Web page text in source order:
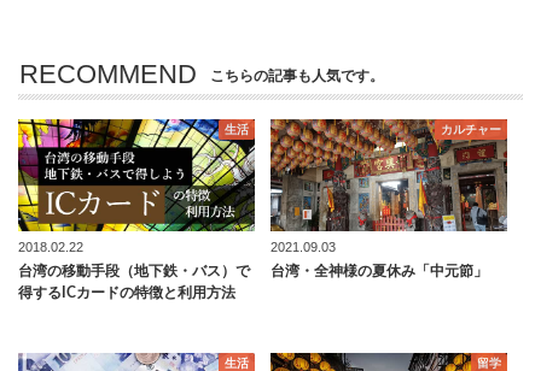
RECOMMEND こちらの記事も人気です。
生活
2018.02.22
台湾の移動手段（地下鉄・バス）で
得するICカードの特徴と利用方法
カルチャー
2021.09.03
台湾・全神様の夏休み「中元節」
生活 留学